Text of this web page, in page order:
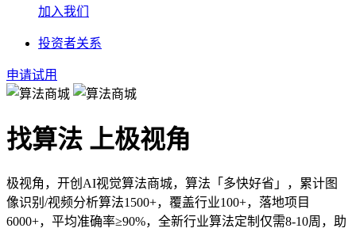
加入我们
投资者关系
申请试用
找算法 上极视角
极视角，开创AI视觉算法商城，算法「多快好省」，累计图
像识别/视频分析算法1500+，覆盖行业100+，落地项目
6000+，平均准确率≥90%，全新行业算法定制仅需8-10周，助